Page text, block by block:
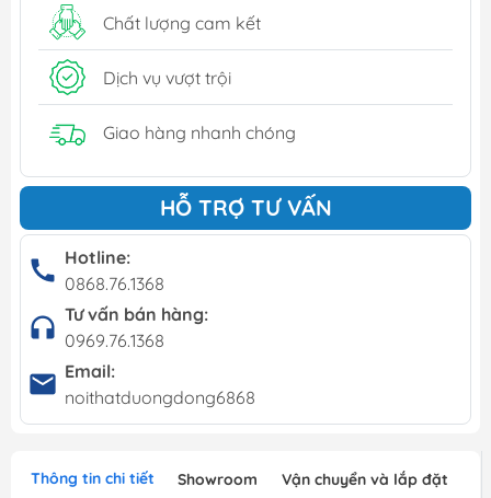
Chất lượng cam kết
Dịch vụ vượt trội
Giao hàng nhanh chóng
HỖ TRỢ TƯ VẤN
Hotline:
0868.76.1368
Tư vấn bán hàng:
0969.76.1368
Email:
noithatduongdong6868
Thông tin chi tiết Showroom Vận chuyển và lắp đặt